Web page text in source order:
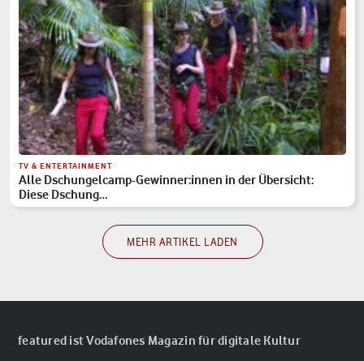
TV & ENTERTAINMENT
Alle Dschungelcamp-Gewinner:innen in der Übersicht:
Diese Dschung…
MEHR ARTIKEL LADEN
featured ist Vodafones Magazin für digitale Kultur